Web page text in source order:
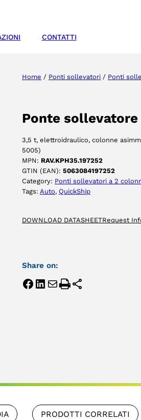
CONTATTI
Home / Ponti sollevatori / Ponti
Ponte sollevatore
3,5 t, elettroidraulico, colonne
5005)
MPN: RAV.KPH35.197252
GTIN (EAN): 5063084197252
Category: Ponti sollevatori a 2
Tags: Auto, QuickShip
DOWNLOAD DATASHEETRequest
Share on:
PRODOTTI CORRELATI